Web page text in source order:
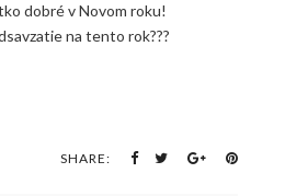
dobré v Novom roku!
na tento rok???
SHARE: